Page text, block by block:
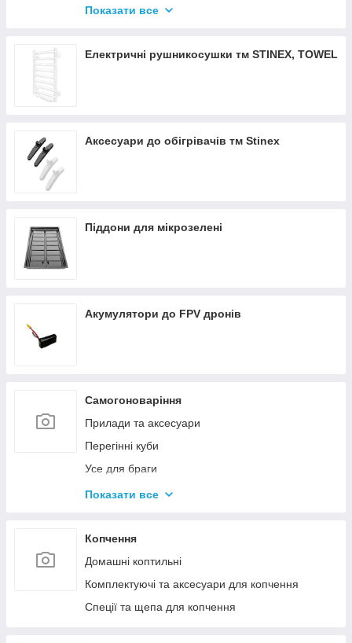
Електричні обігрівачі тм Stinex, COMBIE
Показати все
Електричні рушникосушки тм STINEX, TOWEL
Аксесуари до обігрівачів тм Stinex
Піддони для мікрозелені
Акумулятори до FPV дронів
Самогоноваріння
Прилади та аксесуари
Перегінні куби
Усе для браги
Комплектуючі та запчастини
Колони без ємності
Показати все
Копчення
Домашні коптильні
Комплектуючі та аксесуари для копчення
Спеції та щепа для копчення